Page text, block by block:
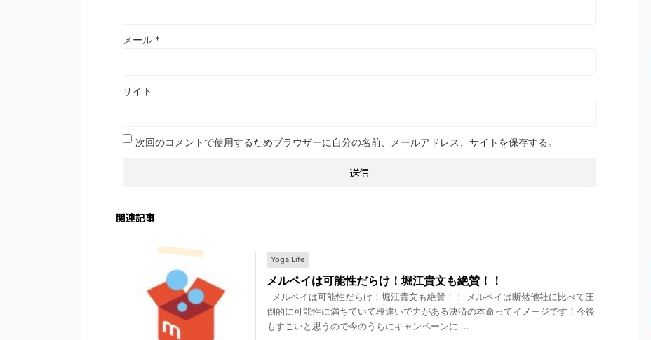
メール *
サイト
次回のコメントで使用するためブラウザーに自分の名前、メールアドレス、サイトを保存する。
関連記事
Yoga Life
メルペイは可能性だらけ！堀江貴文も絶賛！！
メルペイは可能性だらけ！堀江貴文も絶賛！！ メルペイは断然他社に比べて圧
倒的に可能性に満ちていて段違いで力がある決済の本命ってイメージです！今後
もすごいと思うので今のうちにキャンペーンに ...